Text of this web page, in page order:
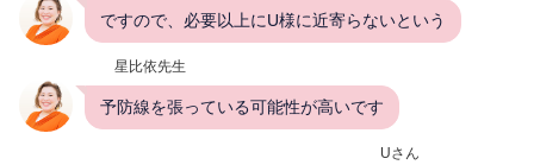
ですので、必要以上にU様に近寄らないという
星比依先生
予防線を張っている可能性が高いです
Uさん